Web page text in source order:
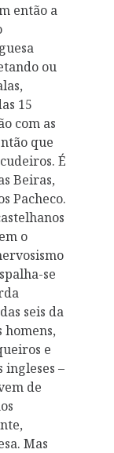
então a
ou
15
com as
que
É
Beiras,
Pacheco.
o
se
seis da
homens,
e
ingleses –
de
Mas